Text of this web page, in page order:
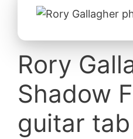
Rory
Shadow
guitar tab